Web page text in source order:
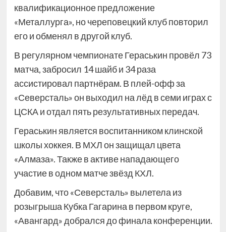
квалификационное предложение
«Металлурга», но череповецкий клуб повторил
его и обменял в другой клуб.
В регулярном чемпионате Гераськин провёл 73
матча, забросил 14 шайб и 34 раза
ассистировал партнёрам. В плей-офф за
«Северсталь» он выходил на лёд в семи играх с
ЦСКА и отдал пять результативных передач.
Гераськин является воспитанником клинской
школы хоккея. В МХЛ он защищал цвета
«Алмаза». Также в активе нападающего
участие в одном матче звёзд КХЛ.
Добавим, что «Северсталь» вылетела из
розыгрыша Кубка Гагарина в первом круге,
«Авангард» добрался до финала конференции.